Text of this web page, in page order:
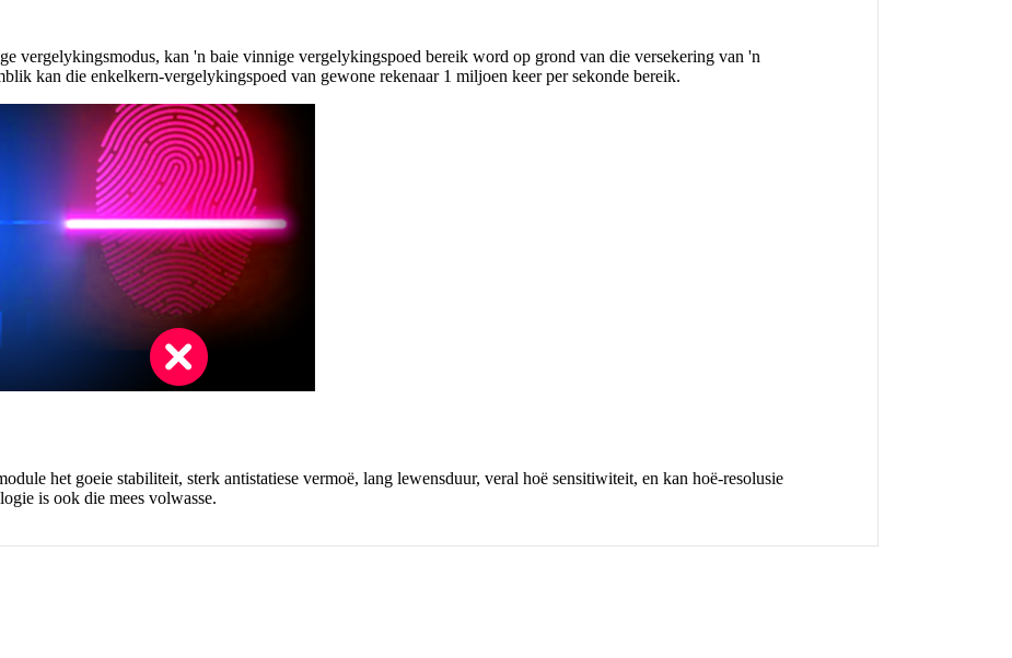
vergelykingsmodus, kan 'n baie vinnige vergelykingspoed bereik word op grond van die versekering van 'n
kan die enkelkern-vergelykingspoed van gewone rekenaar 1 miljoen keer per sekonde bereik.
het goeie stabiliteit, sterk antistatiese vermoë, lang lewensduur, veral hoë sensitiwiteit, en kan hoë-resolusie
is ook die mees volwasse.